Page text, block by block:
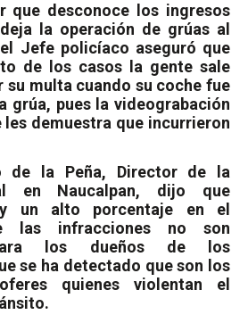
que desconoce los ingresos
la operación de grúas al
Jefe policíaco aseguró que
de los casos la gente sale
su multa cuando su coche fue
grúa, pues la videograbación
les demuestra que incurrieron
de la Peña, Director de la
en Naucalpan, dijo que
un alto porcentaje en el
las infracciones no son
los dueños de los
se ha detectado que son los
quienes violentan el